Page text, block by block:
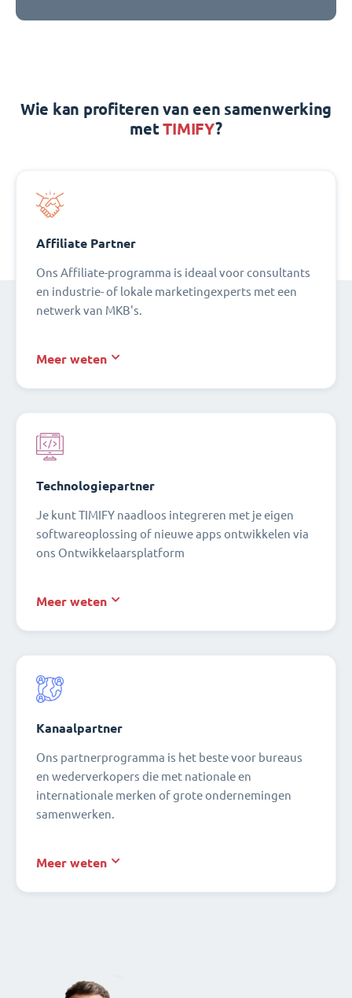
Wie kan profiteren van een samenwerking
metTIMIFY?
Affiliate Partner
Ons Affiliate-programma is ideaal voor consultants
en industrie- of lokale marketingexperts met een
netwerk van MKB's.
Meer weten
Technologiepartner
Je kunt TIMIFY naadloos integreren met je eigen
softwareoplossing of nieuwe apps ontwikkelen via
ons Ontwikkelaarsplatform
Meer weten
Kanaalpartner
Ons partnerprogramma is het beste voor bureaus
en wederverkopers die met nationale en
internationale merken of grote ondernemingen
samenwerken.
Meer weten